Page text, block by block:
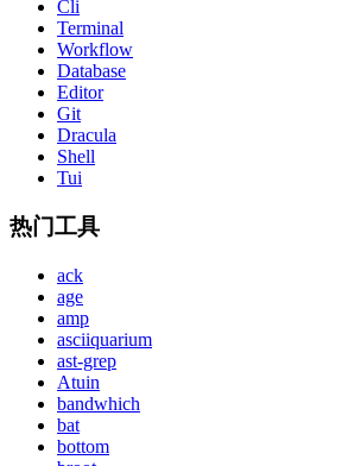
Cli
Terminal
Workflow
Database
Editor
Git
Dracula
Shell
Tui
热门工具
ack
age
amp
asciiquarium
ast-grep
Atuin
bandwhich
bat
bottom